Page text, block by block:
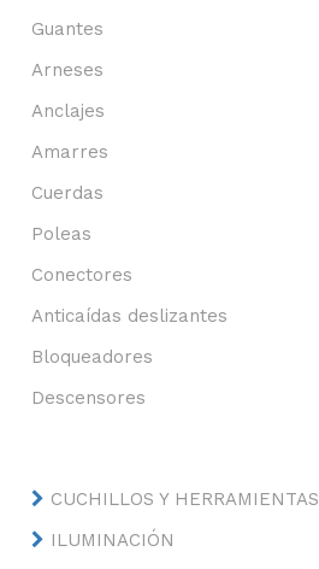
Guantes
Arneses
Anclajes
Amarres
Cuerdas
Poleas
Conectores
Anticaídas deslizantes
Bloqueadores
Descensores
CUCHILLOS Y HERRAMIENTAS
ILUMINACIÓN